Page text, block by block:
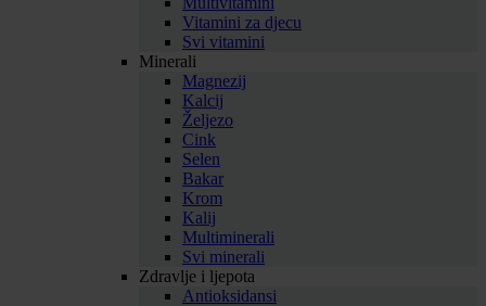
Vitamini za djecu
Svi vitamini
Minerali
Magnezij
Kalcij
Željezo
Cink
Selen
Bakar
Krom
Kalij
Multiminerali
Svi minerali
Zdravlje i ljepota
Antioksidansi